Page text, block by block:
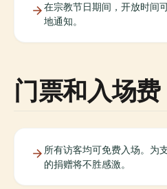
在宗教节日期间，开放时间
地通知。
门票和入场费
所有访客均可免费入场。为
的捐赠将不胜感激。